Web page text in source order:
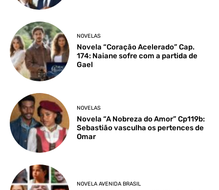
NOVELAS
Novela “Coração Acelerado” Cap.
174: Naiane sofre com a partida de
Gael
NOVELAS
Novela “A Nobreza do Amor” Cp119b:
Sebastião vasculha os pertences de
Omar
NOVELA AVENIDA BRASIL